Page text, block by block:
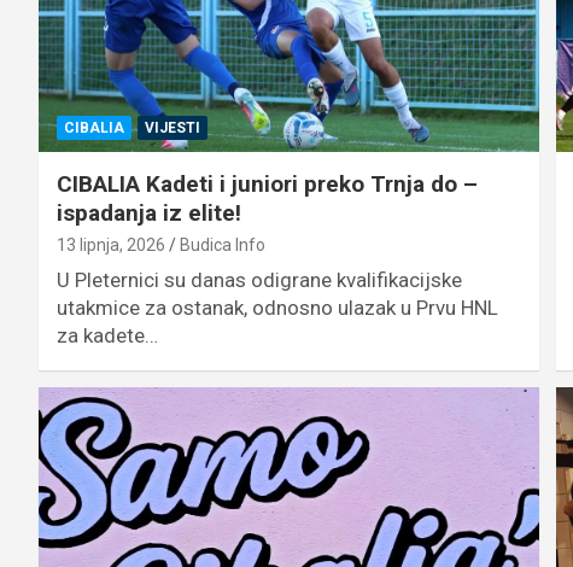
CIBALIA VIJESTI
CIBALIA Kadeti i juniori preko Trnja do –
ispadanja iz elite!
13 lipnja, 2026 Budica Info
U Pleternici su danas odigrane kvalifikacijske
utakmice za ostanak, odnosno ulazak u Prvu HNL
za kadete…